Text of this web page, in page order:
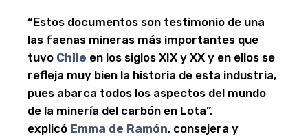
“Estos documentos son testimonio de una
las faenas mineras más importantes que
tuvo Chile en los siglos XIX y XX y en ellos se
refleja muy bien la historia de esta industria,
pues abarca todos los aspectos del mundo
de la minería del carbón en Lota”,
explicó Emma de Ramón, consejera y